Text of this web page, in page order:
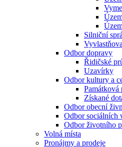
Silniční
Odbor dopravy
Řidičské
Uzavírky
Odbor kultury a
Památková
Získané
Odbor obecní
Odbor sociálních
Odbor životního
Volná místa
Pronájmy a prodeje